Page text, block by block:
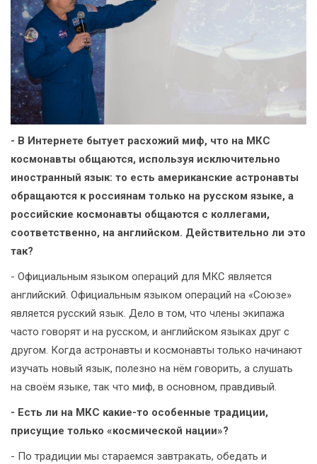
- В Интернете бытует расхожий миф, что на МКС
космонавты общаются, используя исключительно
иностранный язык: то есть американские астронавты
обращаются к россиянам только на русском языке, а
российские космонавты общаются с коллегами,
соответственно, на английском. Действительно ли это
так?
- Официальным языком операций для МКС является
английский. Официальным языком операций на «Союзе»
является русский язык. Дело в том, что члены экипажа
часто говорят и на русском, и английском языках друг с
другом. Когда астронавты и космонавты только начинают
изучать новый язык, полезно на нём говорить, а слушать
на своём языке, так что миф, в основном, правдивый.
- Есть ли на МКС какие-то особенные традиции,
присущие только «космической нации»?
- По традиции мы стараемся завтракать, обедать и